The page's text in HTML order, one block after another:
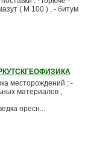
( М 100 ) , - битум
месторождений ; -
материалов ,
пресн...